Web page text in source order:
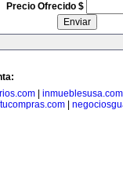
Precio Ofrecido $
inmueblesusa.com
|